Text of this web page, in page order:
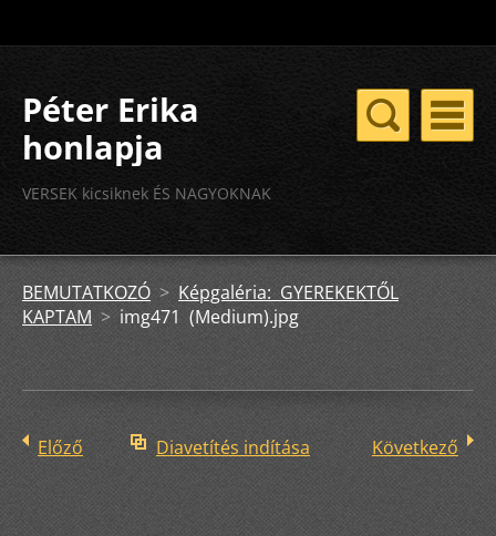
Péter Erika
honlapja
VERSEK kicsiknek ÉS NAGYOKNAK
BEMUTATKOZÓ >Képgaléria: GYEREKEKTŐL
KAPTAM > img471 (Medium).jpg
Előző Diavetítés indítása Következő